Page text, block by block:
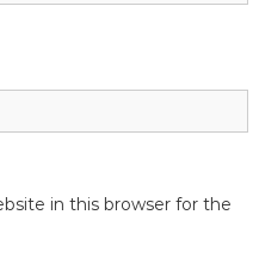
in this browser for the